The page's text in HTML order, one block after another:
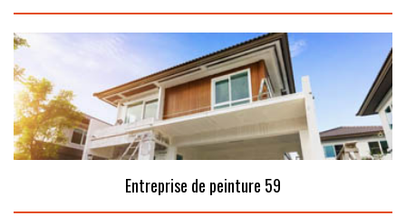
Entreprise de peinture 59